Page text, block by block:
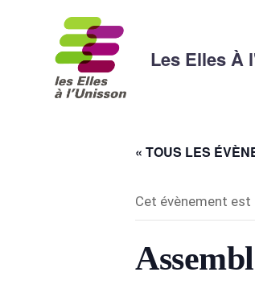
Les Elles À
« TOUS LES
Cet évènement est